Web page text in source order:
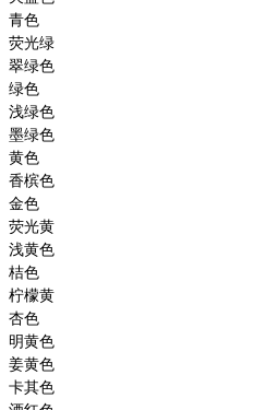
青色
荧光绿
翠绿色
绿色
浅绿色
墨绿色
黄色
香槟色
金色
荧光黄
浅黄色
桔色
柠檬黄
杏色
明黄色
姜黄色
卡其色